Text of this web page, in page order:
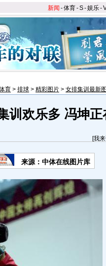
新闻 -体育-S-娱乐-
育 > 排球 > 精彩图片 > 女排集训最新
训欢乐多 冯坤
[我
来源：中体在线图片库